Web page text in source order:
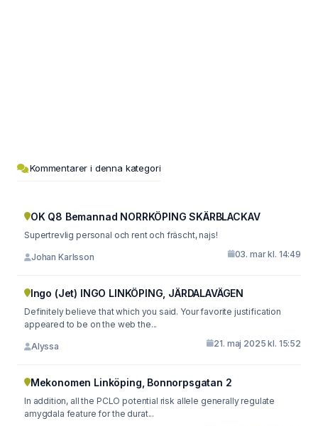
Kommentarer i denna kategori
OK Q8 Bemannad NORRKÖPING SKÄRBLACKAV
Supertrevlig personal och rent och fräscht, najs!
Johan Karlsson 03. mar kl. 14:49
Ingo (Jet) INGO LINKÖPING, JÄRDALAVÄGEN
Definitely believe that which you said. Your favorite justification
appeared to be on the web the...
Alyssa 21. maj 2025 kl. 15:52
Mekonomen Linköping, Bonnorpsgatan 2
In addition, all the PCLO potential risk allele generally regulate
amygdala feature for the durat...